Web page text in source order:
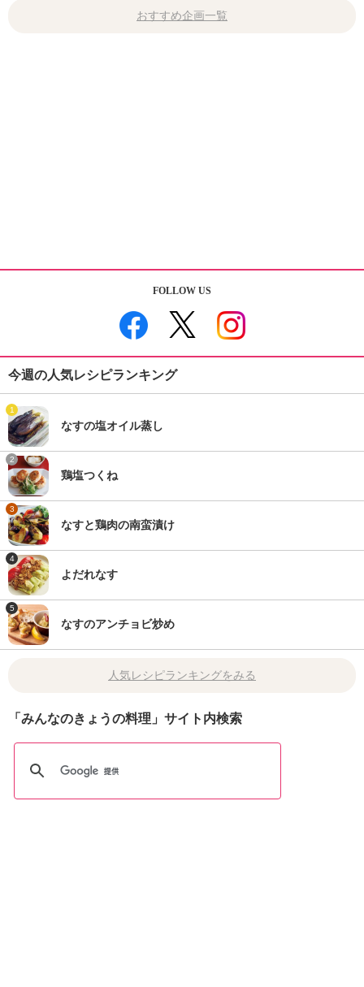
おすすめ企画一覧
FOLLOW US
今週の人気レシピランキング
1
なすの塩オイル蒸し
2
鶏塩つくね
3
なすと鶏肉の南蛮漬け
4
よだれなす
5
なすのアンチョビ炒め
人気レシピランキングをみる
「みんなのきょうの料理」サイト内検索